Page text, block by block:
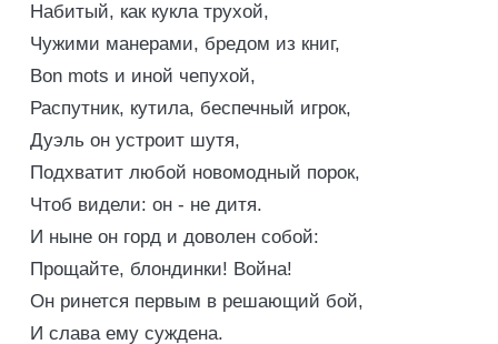
Набитый, как кукла трухой,
Чужими манерами, бредом из книг,
Bon mots и иной чепухой,
Распутник, кутила, беспечный игрок,
Дуэль он устроит шутя,
Подхватит любой новомодный порок,
Чтоб видели: он - не дитя.
И ныне он горд и доволен собой:
Прощайте, блондинки! Война!
Он ринется первым в решающий бой,
И слава ему суждена.